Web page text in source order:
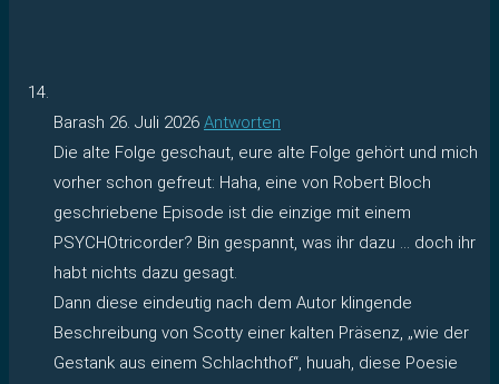
Barash 26. Juli 2026 Antworten
Die alte Folge geschaut, eure alte Folge gehört und mich
vorher schon gefreut: Haha, eine von Robert Bloch
geschriebene Episode ist die einzige mit einem
PSYCHOtricorder? Bin gespannt, was ihr dazu … doch ihr
habt nichts dazu gesagt.
Dann diese eindeutig nach dem Autor klingende
Beschreibung von Scotty einer kalten Präsenz, „wie der
Gestank aus einem Schlachthof“, huuah, diese Poesie